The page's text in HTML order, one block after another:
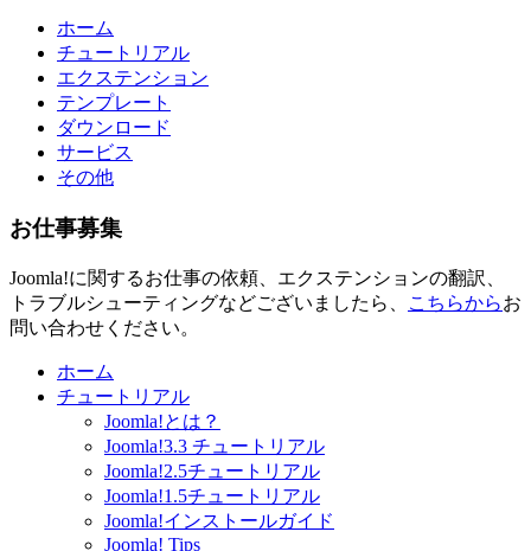
ホーム
チュートリアル
エクステンション
テンプレート
ダウンロード
サービス
その他
お仕事募集
Joomla!に関するお仕事の依頼、エクステンションの翻訳、
トラブルシューティングなどございましたら、
こちらからお
問い合わせください。
ホーム
チュートリアル
Joomla!とは？
Joomla!3.3 チュートリアル
Joomla!2.5チュートリアル
Joomla!1.5チュートリアル
Joomla!インストールガイド
Joomla! Tips